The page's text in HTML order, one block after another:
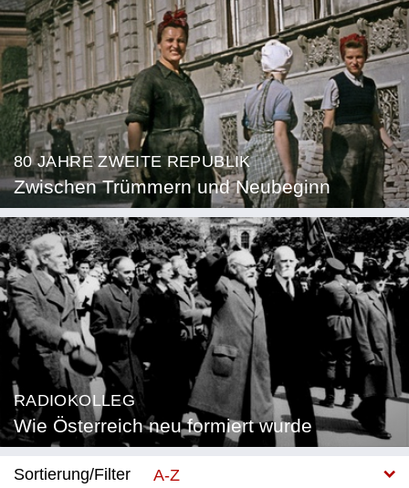
80 JAHRE ZWEITE REPUBLIK
Zwischen Trümmern und Neubeginn
RADIOKOLLEG
Wie Österreich neu formiert wurde
Sortierung/Filter
A-Z